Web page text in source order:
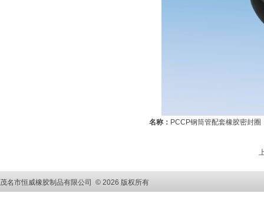
名称： PCCP钢筒管配套橡胶密封圈
茂名市恒威橡胶制品有限